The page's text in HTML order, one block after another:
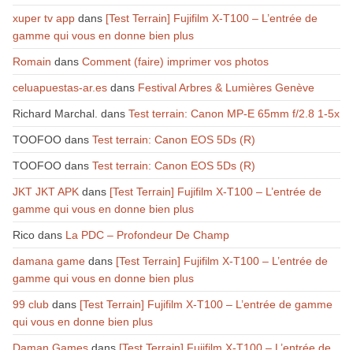
xuper tv appdans [Test Terrain] Fujifilm X-T100 – L’entrée de
gamme qui vous en donne bien plus
Romain dans Comment (faire) imprimer vos photos
celuapuestas-ar.esdans Festival Arbres & Lumières Genève
Richard Marchal. dans Test terrain: Canon MP-E 65mm f/2.8 1-5x
TOOFOOdans Test terrain: Canon EOS 5Ds (R)
TOOFOOdans Test terrain: Canon EOS 5Ds (R)
JKT JKT APKdans [Test Terrain] Fujifilm X-T100 – L’entrée de
gamme qui vous en donne bien plus
Ricodans La PDC – Profondeur De Champ
damana gamedans [Test Terrain] Fujifilm X-T100 – L’entrée de
gamme qui vous en donne bien plus
99 clubdans [Test Terrain] Fujifilm X-T100 – L’entrée de gamme
qui vous en donne bien plus